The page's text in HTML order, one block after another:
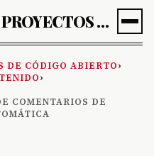
AIBIT-DESCUBRE PROYECTOS DE CÓDIGO ABIERTO
DE CÓDIGO ABIERTO›
›
COMENTARIOS DE